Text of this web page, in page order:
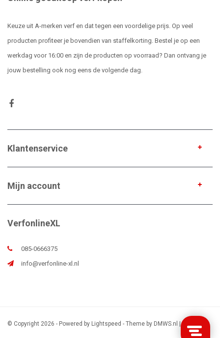
Keuze uit A-merken verf en dat tegen een voordelige prijs. Op veel
producten profiteer je bovendien van staffelkorting. Bestel je op een
werkdag voor 16:00 en zijn de producten op voorraad? Dan ontvang je
jouw bestelling ook nog eens de volgende dag.
Klantenservice
Mijn account
VerfonlineXL
085-0666375
info@verfonline-xl.nl
© Copyright 2026 - Powered by Lightspeed - Theme by DMWS.nl |